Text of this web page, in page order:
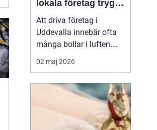
lokala företag trygg
ekonomi
Att driva företag i
Uddevalla innebär ofta
många bollar i luften.
Kunder, leveranser,
personal och
fungera samtidigt som
ekonomin behöver vara i
ordning. För många
02 maj 2026